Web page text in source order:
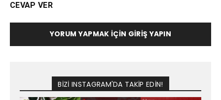
CEVAP VER
YORUM YAPMAK İÇIN GIRIŞ YAPIN
BİZİ INSTAGRAM'DA TAKİP EDİN!